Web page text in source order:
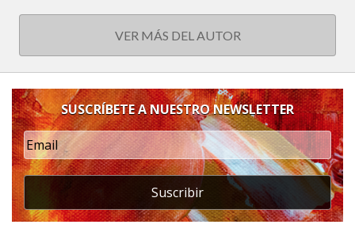
VER MÁS DEL AUTOR
SUSCRÍBETE A NUESTRO NEWSLETTER
Suscribir